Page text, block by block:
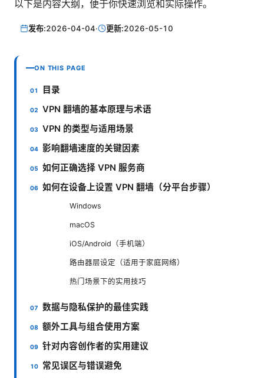
以下是内容大纲，便于你快速浏览和实际操作。
发布:2026-04-04· 更新:2026-05-10
ON THIS PAGE
目录
VPN 翻墙的基本原理与术语
VPN 的类型与适用场景
影响翻墙速度的关键因素
如何正确选择 VPN 服务商
如何在设备上设置 VPN 翻墙（分平台步骤）
Windows
macOS
iOS/Android（手机端）
路由器层设定（适用于家庭网络）
热门场景下的实用技巧
数据与隐私保护的最佳实践
额外工具与组合使用方案
针对内容创作者的实用建议
常见误区与错误避免